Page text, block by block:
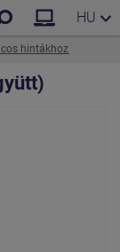
HU
hintákhoz